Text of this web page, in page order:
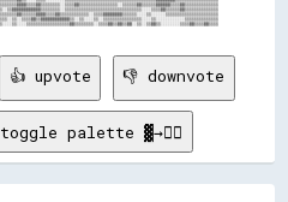
👍 upvote 👎 downvote
toggle palette ▓→✊🏽